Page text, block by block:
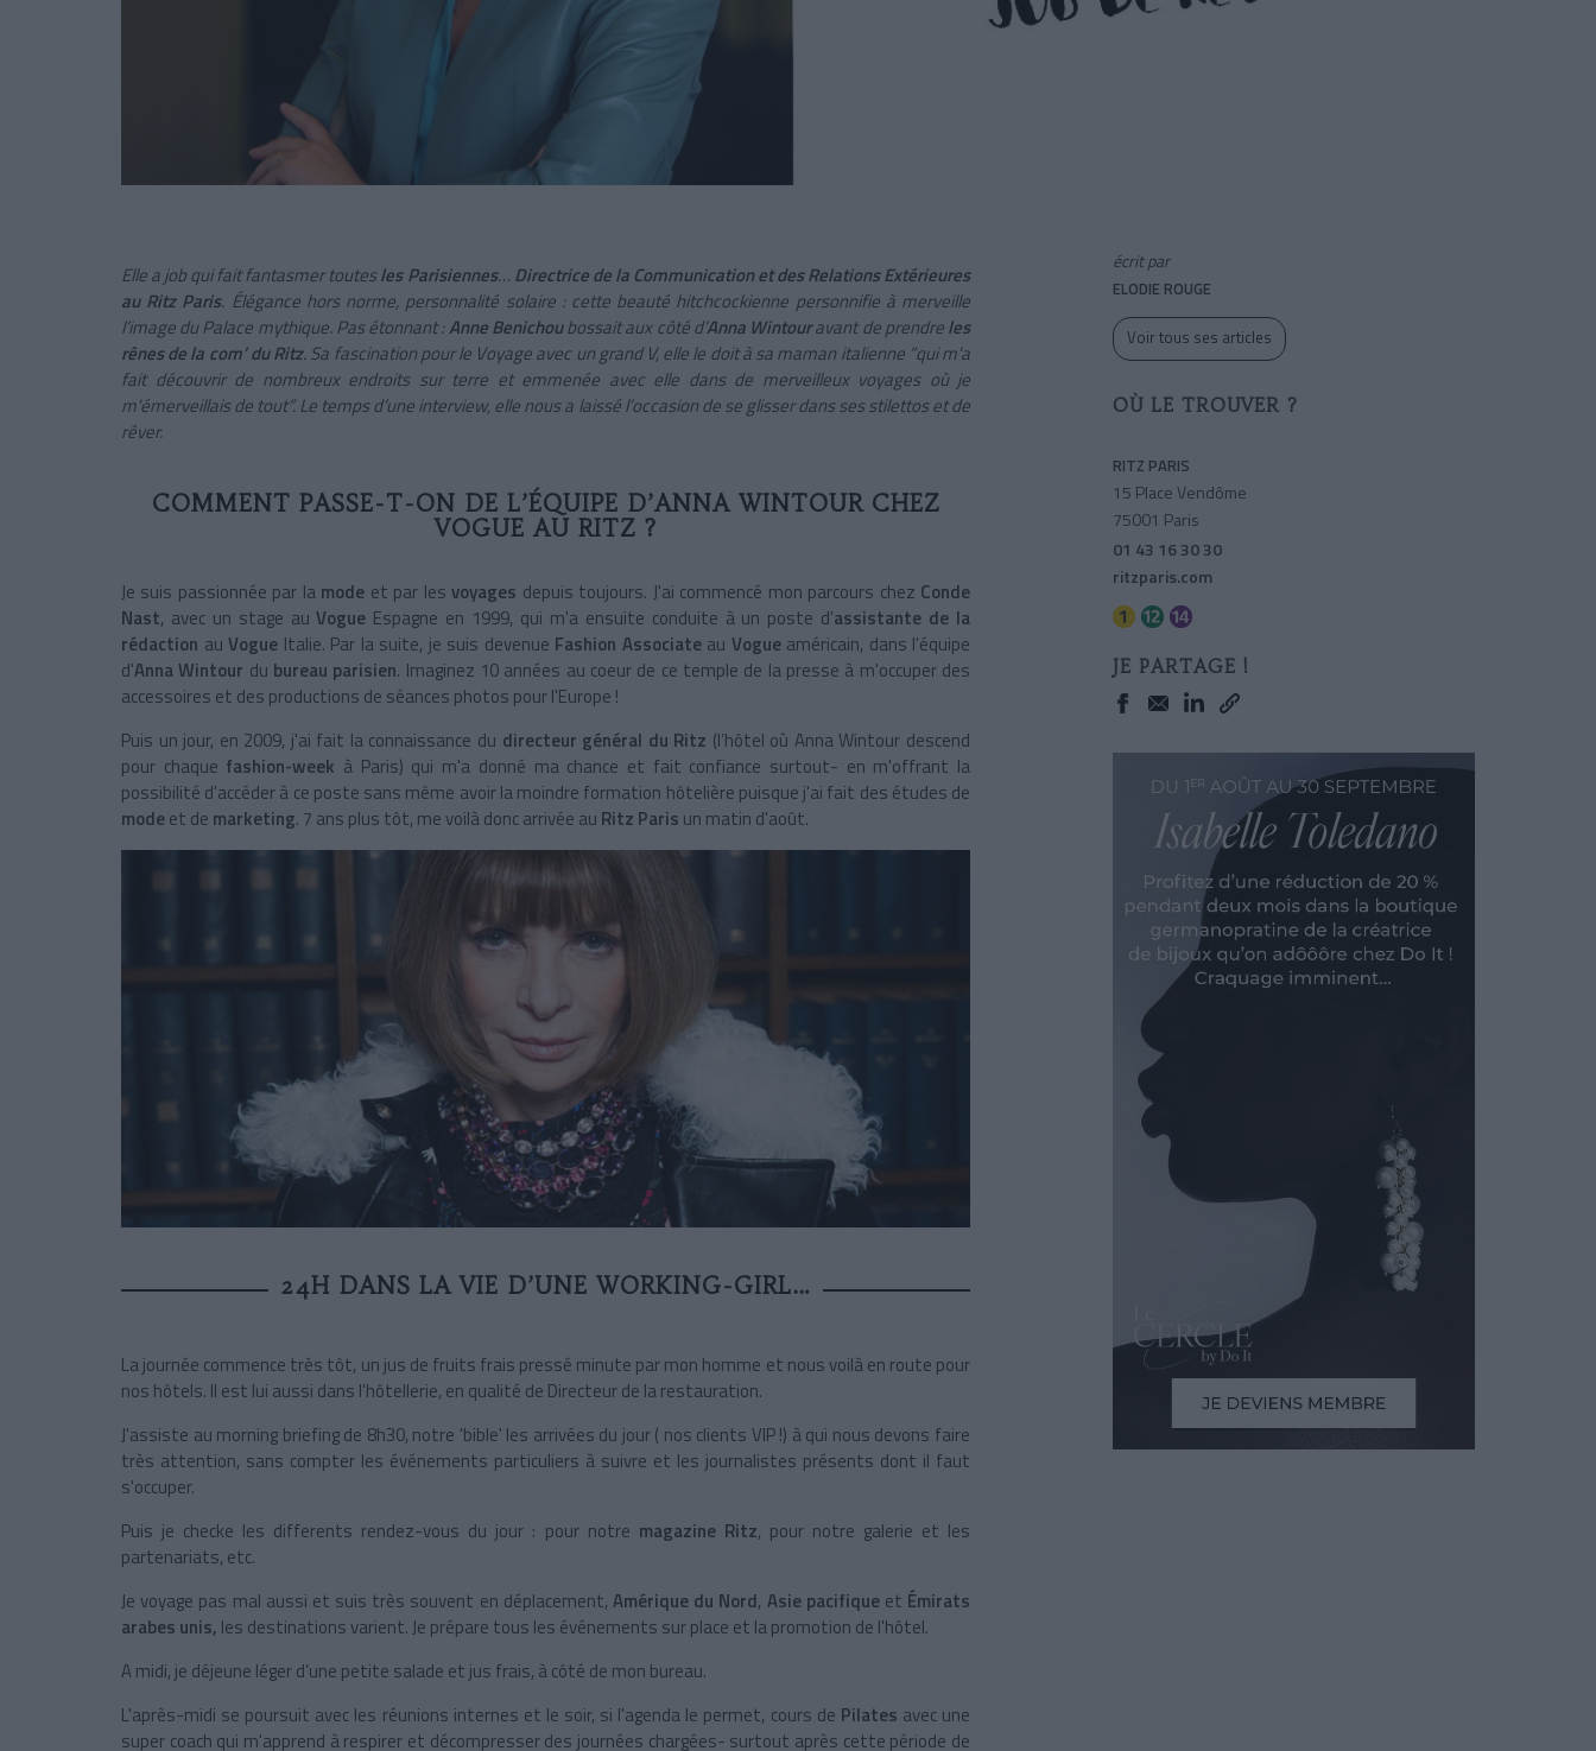
Elle a job qui fait fantasmer toutesles Parisiennes… Directrice de la Communication et des Relations Extérieures
au Ritz Paris. Élégance hors norme, personnalité solaire : cette beauté hitchcockienne personnifie à merveille
l’image du Palace mythique. Pas étonnant :Anne Benichoubossait aux côté d’Anna Wintouravant de prendreles
rênes de la com’ du Ritz. Sa fascination pour le Voyage avec un grand V, elle le doit à sa maman italienne “qui m'a
fait découvrir de nombreux endroits sur terre et emmenée avec elle dans de merveilleux voyages où je
m'émerveillais de tout”. Le temps d’une interview, elle nous a laissé l’occasion de se glisser dans ses stilettos et de
rêver.
COMMENT PASSE-T-ON DE L’ÉQUIPE D’ANNA WINTOUR CHEZ
VOGUE AU RITZ ?
Je suis passionnée par lamode et par lesvoyages depuis toujours. J'ai commencé mon parcours chez Conde
Nast, avec un stage auVogue Espagne en 1999, qui m'a ensuite conduite à un poste d'assistante de la
rédaction au Vogue Italie. Par la suite, je suis devenue Fashion Associateau Vogueaméricain, dans l'équipe
d'Anna Wintour du bureau parisien. Imaginez 10 années au coeur de ce temple de la presse à m'occuper des
accessoires et des productions de séances photos pour l'Europe !
Puis un jour, en 2009, j'ai fait la connaissance du directeur général du Ritz (l’hôtel où Anna Wintour descend
pour chaque fashion-week à Paris) qui m'a donné ma chance et fait confiance surtout- en m'offrant la
possibilité d'accéder à ce poste sans même avoir la moindre formation hôtelière puisque j'ai fait des études de
modeet de marketing. 7 ans plus tôt, me voilà donc arrivée au Ritz Paris un matin d'août.
24H DANS LA VIE D’UNE WORKING-GIRL…
La journée commence très tôt, un jus de fruits frais pressé minute par mon homme et nous voilà en route pour
nos hôtels. Il est lui aussi dans l'hôtellerie, en qualité de Directeur de la restauration.
J'assiste au morning briefing de 8h30, notre 'bible' les arrivées du jour ( nos clients VIP !) à qui nous devons faire
très attention, sans compter les événements particuliers à suivre et les journalistes présents dont il faut
s'occuper.
Puis je checke les differents rendez-vous du jour : pour notre magazine Ritz, pour notre galerie et les
partenariats, etc.
Je voyage pas mal aussi et suis très souvent en déplacement, Amérique du Nord, Asie pacifiqueet Émirats
arabes unis, les destinations varient. Je prépare tous les événements sur place et la promotion de l'hôtel.
A midi, je déjeune léger d’une petite salade et jus frais, à côté de mon bureau.
L'après-midi se poursuit avec les réunions internes et le soir, si l'agenda le permet, cours de Pilates avec une
super coach qui m'apprend à respirer et décompresser des journées chargées- surtout après cette période de
écrit par
ELODIE ROUGE
Voir tous ses articles
OÙ LE TROUVER ?
RITZ PARIS
15 Place Vendôme
75001 Paris
01 43 16 30 30
ritzparis.com
JE PARTAGE !